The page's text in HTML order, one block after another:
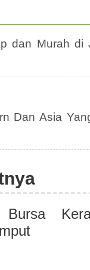
dan Murah di
Dan Asia